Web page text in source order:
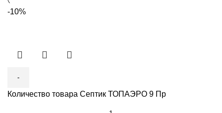
-10%
Количество товара Септик ТОПАЭРО 9 Пр